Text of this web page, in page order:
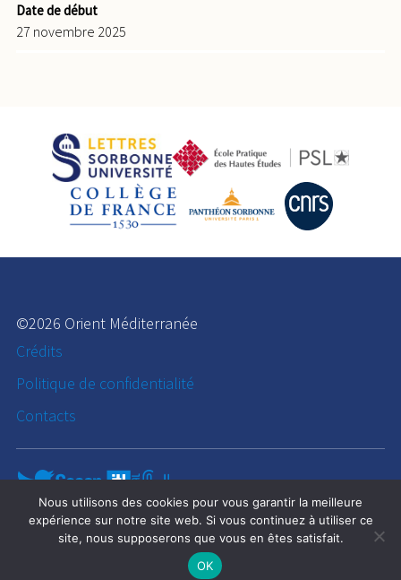
Date de début
27 novembre 2025
©2026 Orient Méditerranée
Crédits
Politique de confidentialité
Contacts
Nous utilisons des cookies pour vous garantir la meilleure
expérience sur notre site web. Si vous continuez à utiliser ce
site, nous supposerons que vous en êtes satisfait.
OK